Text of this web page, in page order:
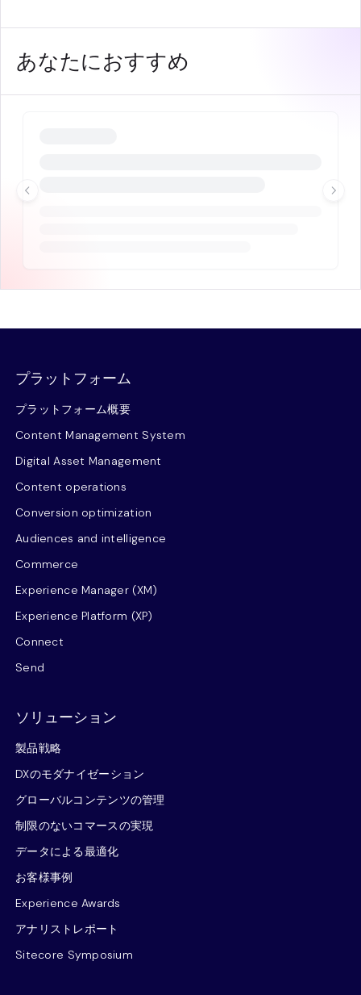
あなたにおすすめ
プラットフォーム
プラットフォーム概要
Content Management System
Digital Asset Management
Content operations
Conversion optimization
Audiences and intelligence
Commerce
Experience Manager (XM)
Experience Platform (XP)
Connect
Send
ソリューション
製品戦略
DXのモダナイゼーション
グローバルコンテンツの管理
制限のないコマースの実現
データによる最適化
お客様事例
Experience Awards
アナリストレポート
Sitecore Symposium